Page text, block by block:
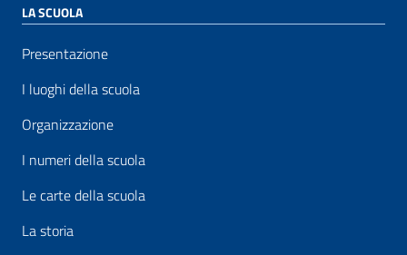
LA SCUOLA
Presentazione
I luoghi della scuola
Organizzazione
I numeri della scuola
Le carte della scuola
La storia